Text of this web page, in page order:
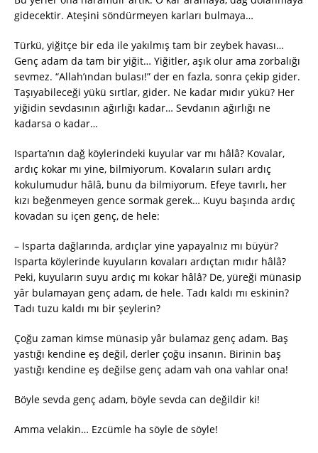
gidecektir. Ateşini söndürmeyen karları bulmaya…
Türkü, yiğitçe bir eda ile yakılmış tam bir zeybek havası…
Genç adam da tam bir yiğit… Yiğitler, aşık olur ama zorbalığı
sevmez. “Allah’ından bulası!” der en fazla, sonra çekip gider.
Taşıyabileceği yükü sırtlar, gider. Ne kadar mıdır yükü? Her
yiğidin sevdasının ağırlığı kadar… Sevdanın ağırlığı ne
kadarsa o kadar…
Isparta’nın dağ köylerindeki kuyular var mı hâlâ? Kovalar,
ardıç kokar mı yine, bilmiyorum. Kovaların suları ardıç
kokulumudur hâlâ, bunu da bilmiyorum. Efeye tavırlı, her
kızı beğenmeyen gence sormak gerek… Kuyu başında ardıç
kovadan su içen genç, de hele:
– Isparta dağlarında, ardıçlar yine yapayalnız mı büyür?
Isparta köylerinde kuyuların kovaları ardıçtan mıdır hâlâ?
Peki, kuyuların suyu ardıç mı kokar hâlâ? De, yüreği münasip
yâr bulamayan genç adam, de hele. Tadı kaldı mı eskinin?
Tadı tuzu kaldı mı bir şeylerin?
Çoğu zaman kimse münasip yâr bulamaz genç adam. Baş
yastığı kendine eş değil, derler çoğu insanın. Birinin baş
yastığı kendine eş değilse genç adam vah ona vahlar ona!
Böyle sevda genç adam, böyle sevda can değildir ki!
Amma velakin… Ezcümle ha söyle de söyle!